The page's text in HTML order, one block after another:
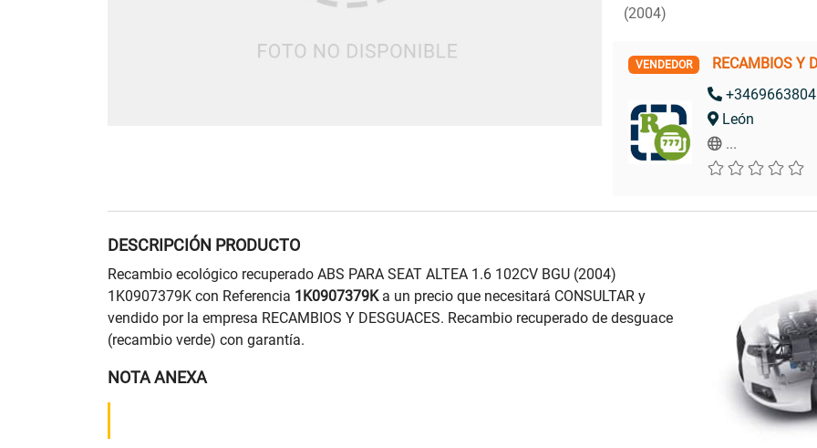
(2004)
VENDEDOR
RECAMBIOS Y
León
...
DESCRIPCIÓN PRODUCTO
Recambio ecológico recuperado ABS PARA SEAT ALTEA 1.6 102CV BGU (2004)
1K0907379K con Referencia 1K0907379Ka un precio que necesitará CONSULTAR y
vendido por la empresa RECAMBIOS Y DESGUACES. Recambio recuperado de desguace
(recambio verde) con garantía.
NOTA ANEXA